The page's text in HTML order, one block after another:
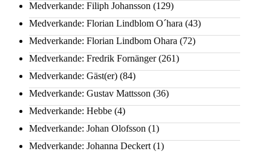
Medverkande: Filiph Johansson (129)
Medverkande: Florian Lindblom O´hara (43)
Medverkande: Florian Lindbom Ohara (72)
Medverkande: Fredrik Fornänger(261)
Medverkande: Gäst(er) (84)
Medverkande: Gustav Mattsson (36)
Medverkande: Hebbe (4)
Medverkande: Johan Olofsson (1)
Medverkande: Johanna Deckert (1)